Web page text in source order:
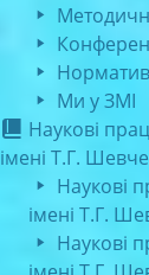
Ми у ЗМІ
Наукові
імені Т.Г.
Наукові
імені Т.Г.
Наукові